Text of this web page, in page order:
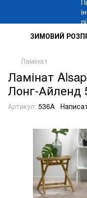
ЗИМОВИЙ
Ламінат
Ламінат
Лонг-Айленд
Артикул: 536A